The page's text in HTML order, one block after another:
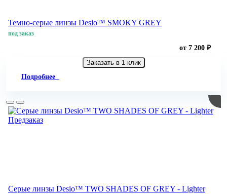
Темно-серые линзы Desio™ SMOKY GREY
под заказ
от 7 200 ₽
Заказать в 1 клик
Подробнее
Предзаказ
Серые линзы Desio™ TWO SHADES OF GREY - Lighter